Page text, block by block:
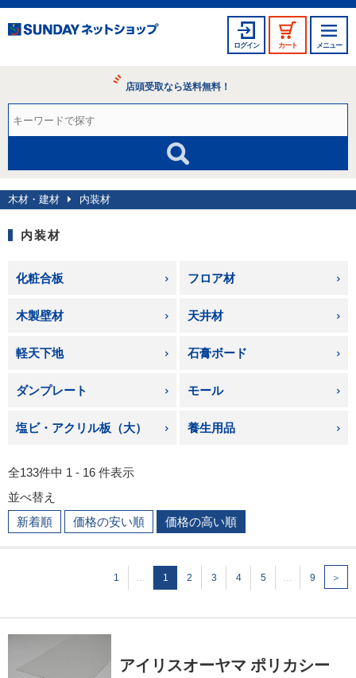
ログイン カート メニュー
店頭受取なら送料無料！
木材・建材 内装材
内装材
化粧合板 フロア材
木製壁材 天井材
軽天下地 石膏ボード
ダンプレート モール
塩ビ・アクリル板（大） 養生用品
全133件中 1 - 16 件表示
並べ替え
新着順
価格の安い順 価格の高い順
1 … 1 2 3 4 5 … 9 ＞
アイリスオーヤマ ポリカシー